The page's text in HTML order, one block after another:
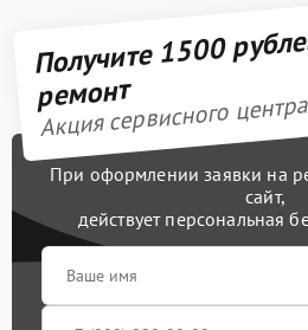
Получите 1500
ремонт
Акция сервисного
При оформлении заявки на
сайт,
действует персональная